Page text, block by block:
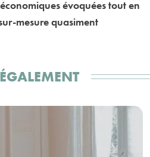
évoquées tout en
mesure quasiment